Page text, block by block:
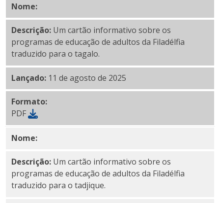
Nome:PDF em
Descrição: Um cartão informativo sobre os
programas de educação de adultos da Filadélfia
traduzido para o tagalo.
Lançado: 11 de agosto de 2025
Formato:
PDF
Nome:PDF em tadjique
Descrição: Um cartão informativo sobre os
programas de educação de adultos da Filadélfia
traduzido para o tadjique.